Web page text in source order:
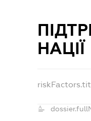
НАЦІЇ